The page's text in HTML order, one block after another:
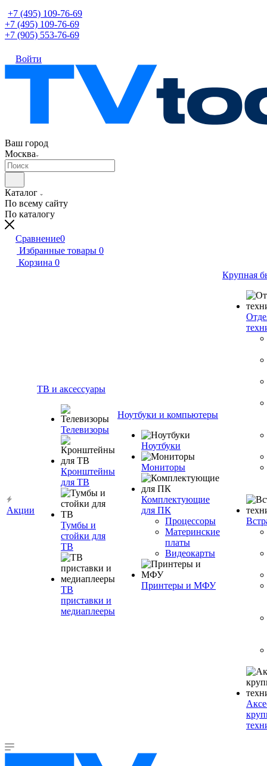
+7 (495) 109-76-69
+7 (495) 109-76-69
+7 (905) 553-76-69
Войти
Ваш город
Москва
Каталог
По всему сайту
По каталогу
Сравнение0
Избранные товары 0
Корзина 0
Акции
ТВ и аксессуары
Телевизоры
Кронштейны
для ТВ
Тумбы и
стойки для
ТВ
ТВ
приставки и
медиаплееры
Ноутбуки и компьютеры
Ноутбуки
Мониторы
Комплектующие
для ПК
Процессоры
Материнские
платы
Видеокарты
Принтеры и МФУ
Крупная